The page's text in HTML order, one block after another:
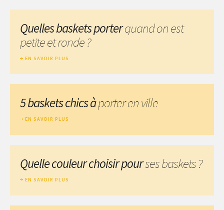
Quelles baskets porterquand on est
petite et ronde ?
EN SAVOIR PLUS
5 baskets chics àporter en ville
EN SAVOIR PLUS
Quelle couleur choisir pourses baskets ?
EN SAVOIR PLUS